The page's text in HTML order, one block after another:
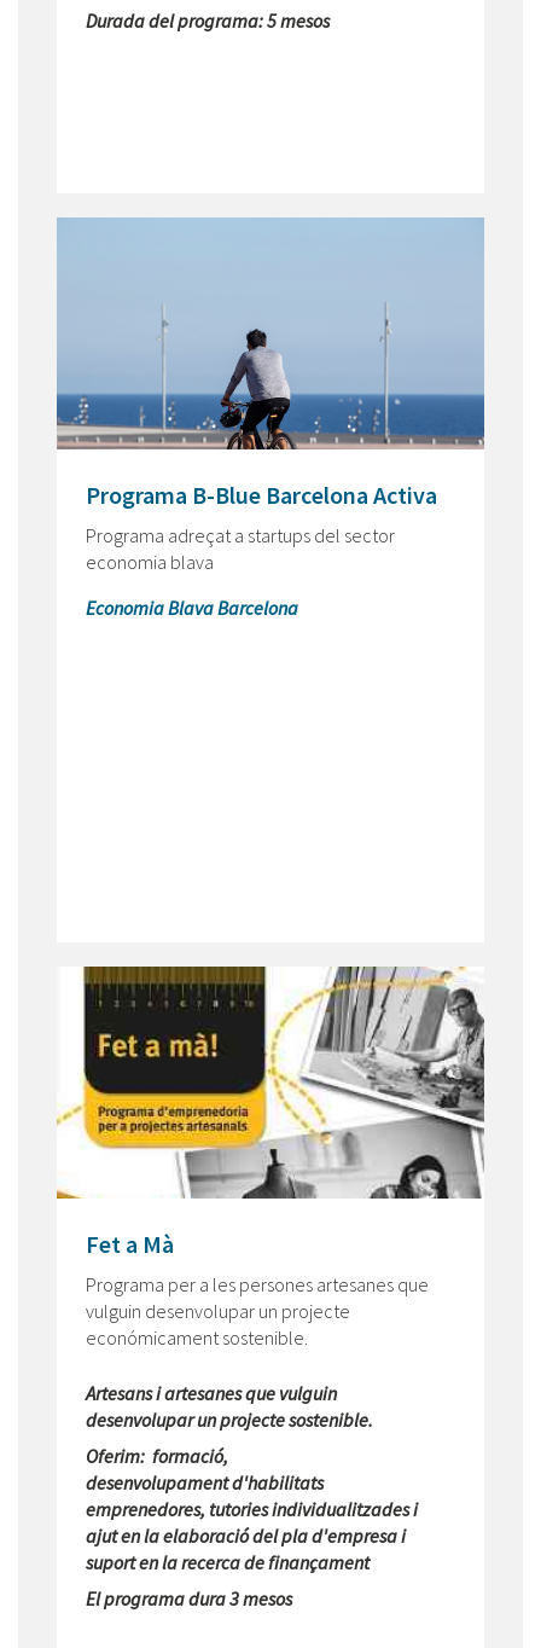
Durada del programa: 5 mesos
Programa B-Blue Barcelona Activa
Programa adreçat a startups del sector
economia blava
Economia Blava Barcelona
Fet a Mà
Programa per a les persones artesanes que
vulguin desenvolupar un projecte
económicament sostenible.
Artesans i artesanes que vulguin
desenvolupar un projecte sostenible.
Oferim: formació,
desenvolupament d'habilitats
emprenedores, tutories individualitzades i
ajut en la elaboració del pla d'empresa i
suport en la recerca de finançament
El programa dura 3 mesos